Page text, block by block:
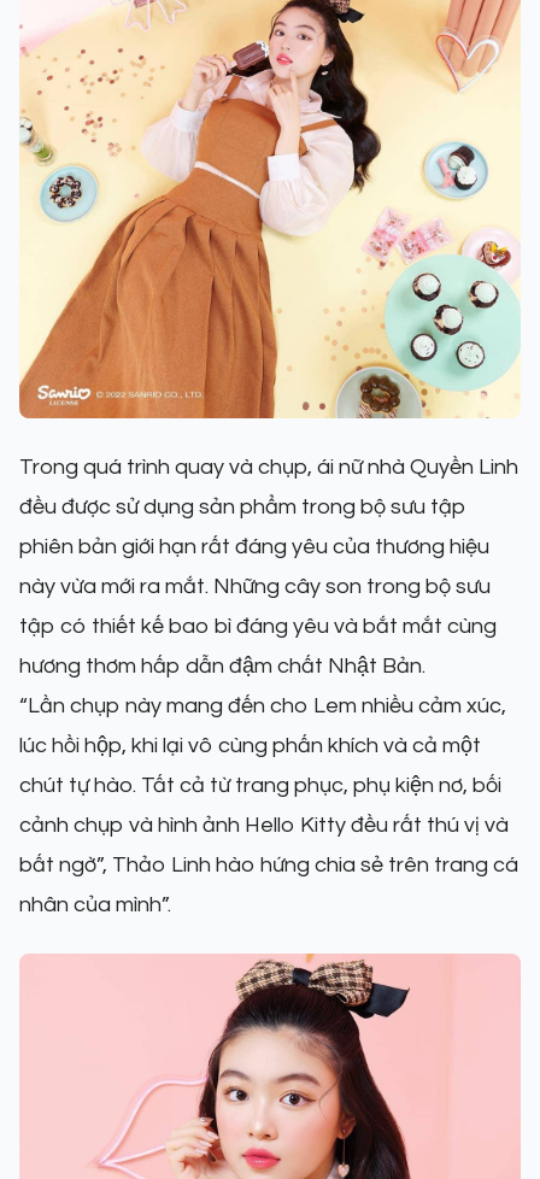
Trong quá trình quay và chụp, ái nữ nhà Quyền Linh
đều được sử dụng sản phẩm trong bộ sưu tập
phiên bản giới hạn rất đáng yêu của thương hiệu
này vừa mới ra mắt. Những cây son trong bộ sưu
tập có thiết kế bao bì đáng yêu và bắt mắt cùng
hương thơm hấp dẫn đậm chất Nhật Bản.
“Lần chụp này mang đến cho Lem nhiều cảm xúc,
lúc hồi hộp, khi lại vô cùng phấn khích và cả một
chút tự hào. Tất cả từ trang phục, phụ kiện nơ, bối
cảnh chụp và hình ảnh Hello Kitty đều rất thú vị và
bất ngờ”, Thảo Linh hào hứng chia sẻ trên trang cá
nhân của mình”.